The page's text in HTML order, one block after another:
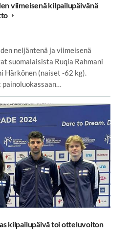
viimeisenä kilpailupäivänä
neljäntenä ja viimeisenä
suomalaisista Ruqia Rahmani
Härkönen (naiset -62 kg).
kilpailupäivä toi otteluvoiton